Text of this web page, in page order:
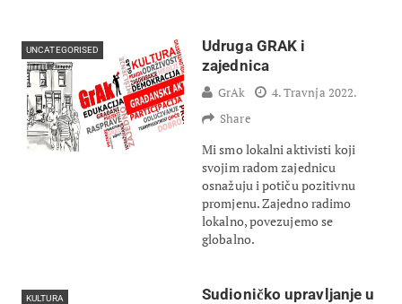
UNCATEGORISED
Udruga GRAK i
zajednica
GrAk
4. Travnja 2022.
Share
Mi smo lokalni aktivisti koji
svojim radom zajednicu
osnažuju i potiču pozitivnu
promjenu. Zajedno radimo
lokalno, povezujemo se
globalno.
KULTURA
Sudioničko upravljanje u